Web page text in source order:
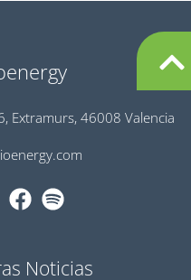
Extramurs, 46008 Valencia
Noticias